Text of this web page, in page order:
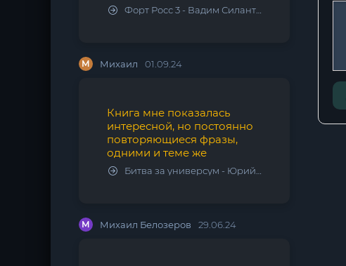
Форт Росс 3 - Вадим Силантьев
М Михаил 01.09.24
Книга мне показалась
интересной, но постоянно
повторяющиеся фразы,
одними и теме же
Битва за универсум - Юрий Тарарев, Александр Тарарев
М Михаил Белозеров 29.06.24